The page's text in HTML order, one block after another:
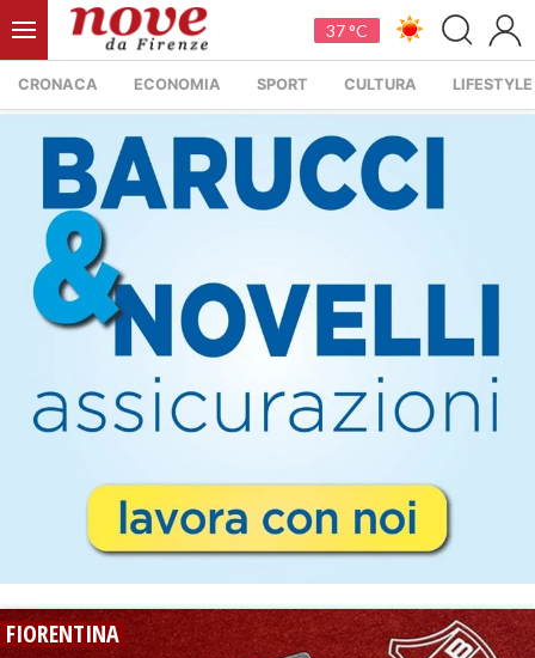
37 °C
CRONACA ECONOMIA SPORT CULTURA LIFESTYLE
FIORENTINA